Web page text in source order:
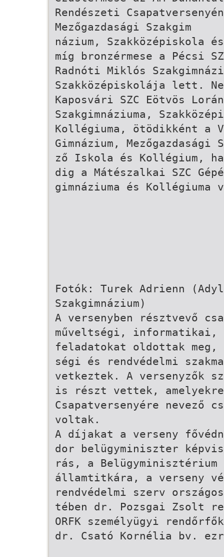
Rendészeti
Mezőgazdasági Szakgim­
názium, Szakközépiskola
míg bronzérmese a Pécsi
Radnóti Miklós
Szakközépiskolája lett.
Kaposvári SZC Eötvös
Szakgimnáziuma,
Kollégiuma, ötödikként a
Gimnázium, Mezőgazdasági
ző Iskola és Kollégium,
dig a Mátészalkai SZC
gimnáziuma és Kollégiuma
Fotók: Turek Adrienn
Szakgimnázium)
A versenyben résztvevő
műveltségi, informatikai,
feladatokat oldottak
ségi és rendvédelmi
vetkeztek. A versenyzők
is részt vettek, amelyekre
Csapatversenyére nevező
voltak.
A díjakat a verseny
dor belügyminiszter
rás, a Belügyminisztérium
államtitkára, a verseny
rendvédelmi szerv
tében dr. Pozsgai Zsolt
ORFK személyügyi
dr. Csató Kornélia bv.